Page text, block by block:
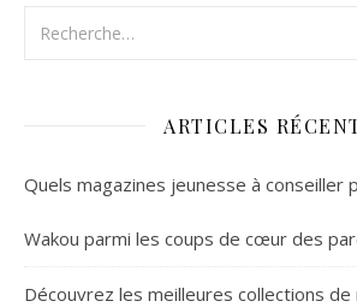
ARTICLES
Quels magazines jeunesse à conseiller
Wakou parmi les coups de cœur des
Découvrez les meilleures collections de